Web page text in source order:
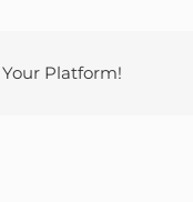
Your Platform!